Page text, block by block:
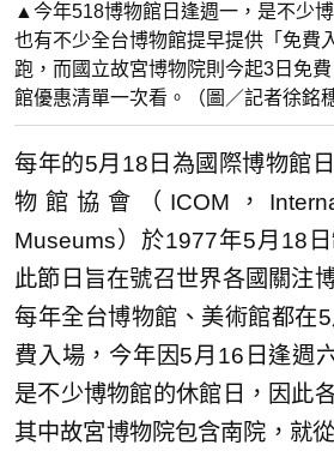
▲今年518博物館日逢週一，是不少
也有不少全台博物館提早提供「免費
跑，而國立故宮博物院則今起3日免
館優惠清單一次看。（圖／記者徐銘
每年的5月18日為國際博物館
物館協會（ICOM，
Museums）於1977年5月18
此節日旨在號召世界各國關注
每年全台博物館、美術館都在
費入場，今年因5月16日逢週
是不少博物館的休館日，因此
其中故宮博物院包含南院，就